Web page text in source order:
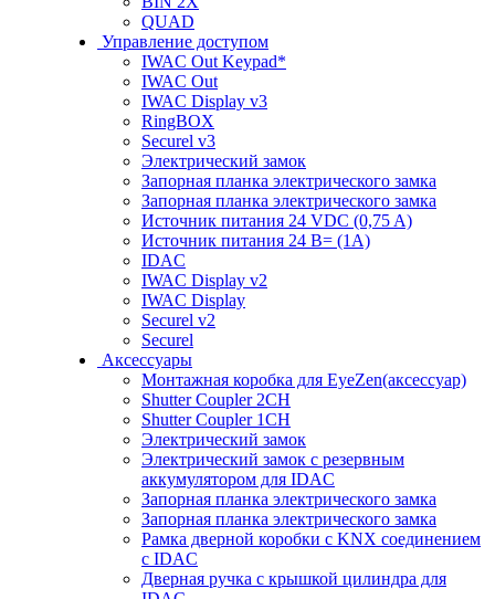
QUAD
Управление доступом
IWAC Out Keypad*
IWAC Out
IWAC Display v3
RingBOX
Securel v3
Электрический замок
Запорная планка электрического замка
Запорная планка электрического замка
Источник питания 24 VDC (0,75 A)
Источник питания 24 В= (1A)
IDAC
IWAC Display v2
IWAC Display
Securel v2
Securel
Аксессуары
Монтажная коробка для EyeZen(аксессуар)
Shutter Coupler 2CH
Shutter Coupler 1CH
Электрический замок
Электрический замок с резервным
аккумулятором для IDAC
Запорная планка электрического замка
Запорная планка электрического замка
Рамка дверной коробки с KNX соединением
с IDAC
Дверная ручка с крышкой цилиндра для